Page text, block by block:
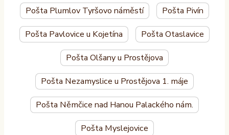
Pošta Plumlov Tyršovo náměstí Pošta Pivín
Pošta Pavlovice u Kojetína Pošta Otaslavice
Pošta Olšany u Prostějova
Pošta Nezamyslice u Prostějova 1. máje
Pošta Němčice nad Hanou Palackého nám.
Pošta Myslejovice